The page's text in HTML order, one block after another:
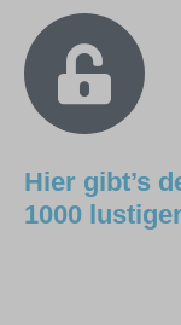
Hier gibt’s
1000